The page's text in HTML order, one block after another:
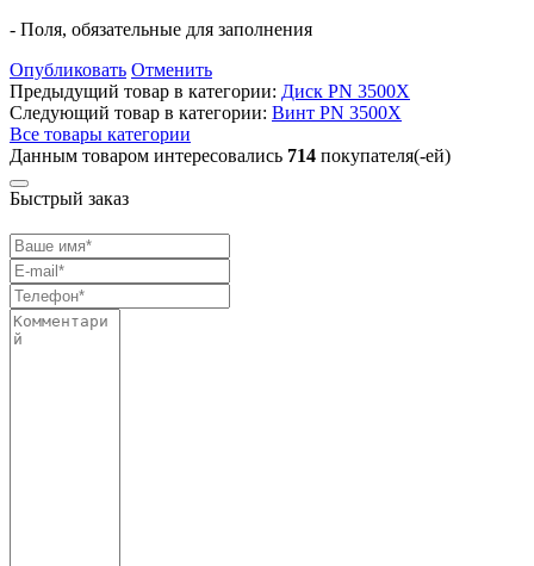
- Поля, обязательные для заполнения
Опубликовать Отменить
Предыдущий товар в категории: Диск PN 3500Х
Следующий товар в категории: Винт PN 3500X
Все товары категории
Данным товаром интересовались 714 покупателя(-ей)
Быстрый заказ